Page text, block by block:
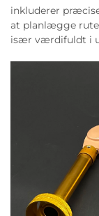
inkluderer
at planlægge
især værdifuldt i